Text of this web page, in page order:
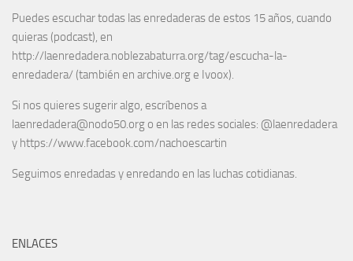
Puedes escuchar todas las enredaderas de estos 15 años, cuando
quieras (podcast), en
http://laenredadera.noblezabaturra.org/tag/escucha-la-
enredadera/ (también en archive.org e Ivoox).
Si nos quieres sugerir algo, escríbenos a
laenredadera@nodo50.org o en las redes sociales: @laenredadera
y https://www.facebook.com/nachoescartin
Seguimos enredadas y enredando en las luchas cotidianas.
ENLACES